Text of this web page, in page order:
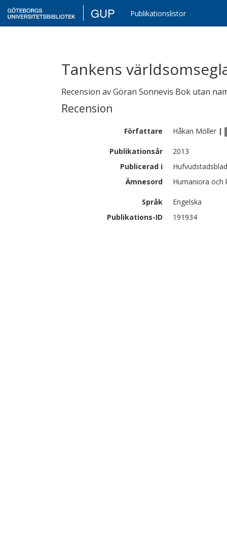
GUP Publikationslistor
Tankens
Recension av Göran Sonnevis Bok utan
Recension
Författare Håkan Möller |
Publikationsår
2013
Publicerad i
Ämnesord
Humaniora
Språk
Engelska
Publikations-ID
191934